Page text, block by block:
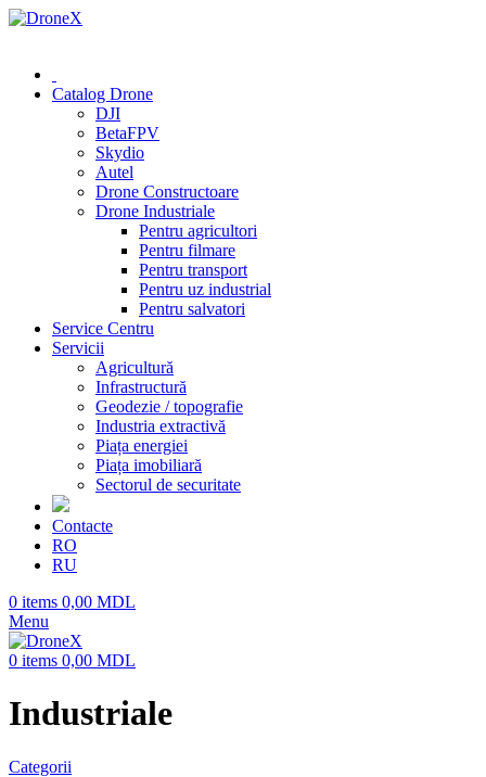
Catalog Drone
DJI
BetaFPV
Skydio
Autel
Drone Constructoare
Drone Industriale
Pentru agricultori
Pentru filmare
Pentru transport
Pentru uz industrial
Pentru salvatori
Service Centru
Servicii
Agricultură
Infrastructură
Geodezie / topografie
Industria extractivă
Piața energiei
Piața imobiliară
Sectorul de securitate
Contacte
RO
RU
0 items 0,00 MDL
Menu
0 items 0,00 MDL
Industriale
Categorii